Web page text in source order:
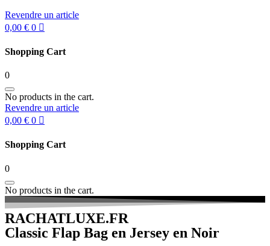
Revendre un article
0,00 € 0
Shopping Cart
0
No products in the cart.
Revendre un article
0,00 € 0
Shopping Cart
0
No products in the cart.
RACHATLUXE.FR
Classic Flap Bag en Jersey en Noir